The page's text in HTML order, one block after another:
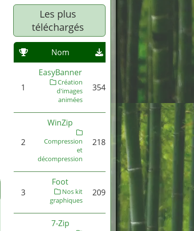
Les plus
téléchargés
Nom
1
EasyBanner
Création
d'images
animées
354
2
WinZip
Compression
et
décompression
218
3
Foot
Nos kit
graphiques
209
7-Zip